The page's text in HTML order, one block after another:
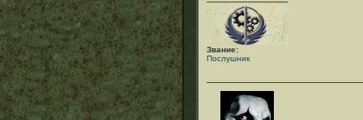
Звание:
Послушник